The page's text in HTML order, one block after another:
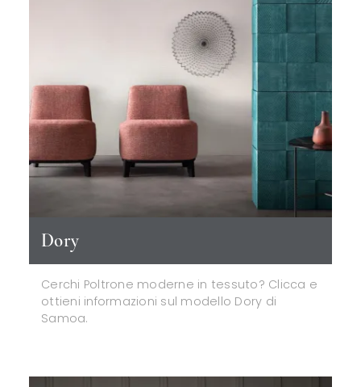
Dory
Cerchi Poltrone moderne in tessuto? Clicca e
ottieni informazioni sul modello Dory di
Samoa.